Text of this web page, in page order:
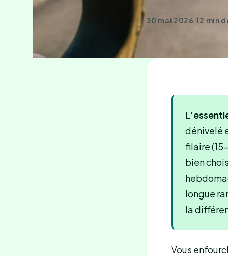
30 mai 2026 ·12 min
dénivelé
filaire
bien
longue
la
Vous